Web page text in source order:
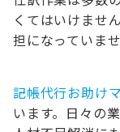
くてはいけませ
担になっていま
記帳代行お助け
います。日々の